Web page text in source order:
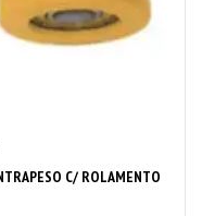
C/ ROLAMENTO